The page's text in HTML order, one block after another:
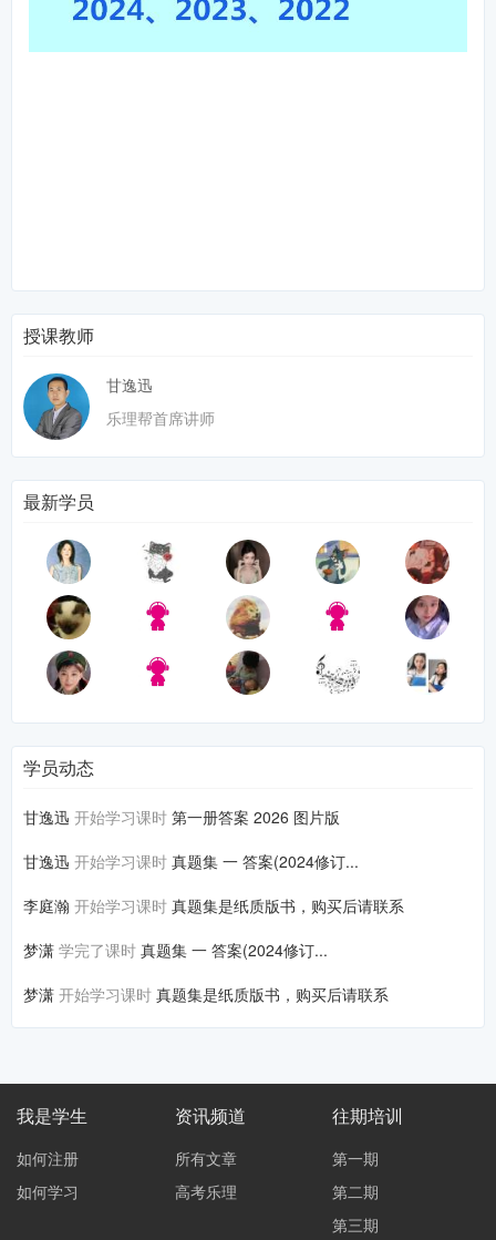
授课教师
甘逸迅
乐理帮首席讲师
最新学员
学员动态
甘逸迅 开始学习课时 第一册答案 2026 图片版
甘逸迅 开始学习课时 真题集 一 答案(2024修订...
李庭瀚 开始学习课时 真题集是纸质版书，购买后请联系
梦潇 学完了课时 真题集 一 答案(2024修订...
梦潇 开始学习课时 真题集是纸质版书，购买后请联系
我是学生
如何注册
如何学习
资讯频道
所有文章
高考乐理
往期培训
第一期
第二期
第三期